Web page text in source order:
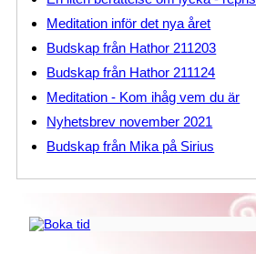
Meditation inför det nya året
Budskap från Hathor 211203
Budskap från Hathor 211124
Meditation - Kom ihåg vem du är
Nyhetsbrev november 2021
Budskap från Mika på Sirius